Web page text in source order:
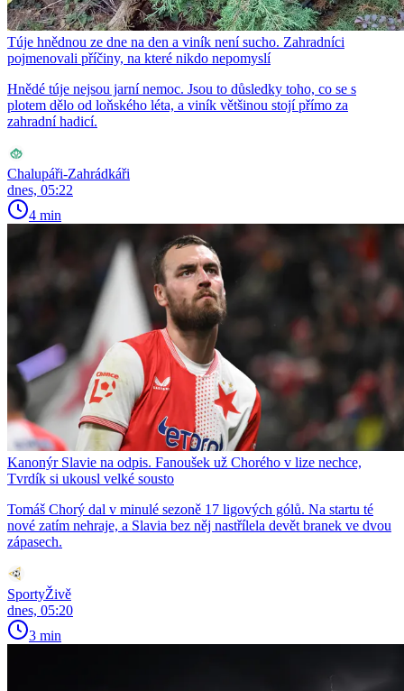
Túje hnědnou ze dne na den a viník není sucho. Zahradníci
pojmenovali příčiny, na které nikdo nepomyslí
Hnědé túje nejsou jarní nemoc. Jsou to důsledky toho, co se s
plotem dělo od loňského léta, a viník většinou stojí přímo za
zahradní hadicí.
Chalupáři-Zahrádkáři
dnes, 05:22
4 min
Kanonýr Slavie na odpis. Fanoušek už Chorého v lize nechce,
Tvrdík si ukousl velké sousto
Tomáš Chorý dal v minulé sezoně 17 ligových gólů. Na startu té
nové zatím nehraje, a Slavia bez něj nastřílela devět branek ve dvou
zápasech.
SportyŽivě
dnes, 05:20
3 min